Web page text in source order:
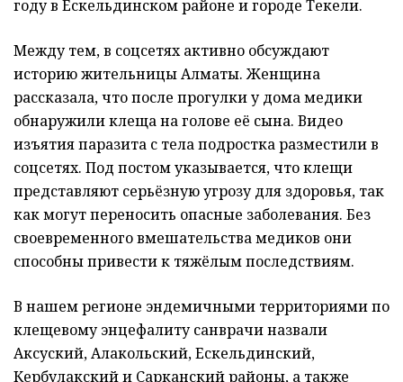
году в Ескельдинском районе и городе Текели.
Между тем, в соцсетях активно обсуждают
историю жительницы Алматы. Женщина
рассказала, что после прогулки у дома медики
обнаружили клеща на голове её сына. Видео
изъятия паразита с тела подростка разместили в
соцсетях. Под постом указывается, что клещи
представляют серьёзную угрозу для здоровья, так
как могут переносить опасные заболевания. Без
своевременного вмешательства медиков они
способны привести к тяжёлым последствиям.
В нашем регионе эндемичными территориями по
клещевому энцефалиту санврачи назвали
Аксуский, Алакольский, Ескельдинский,
Кербулакский и Сарканский районы, а также